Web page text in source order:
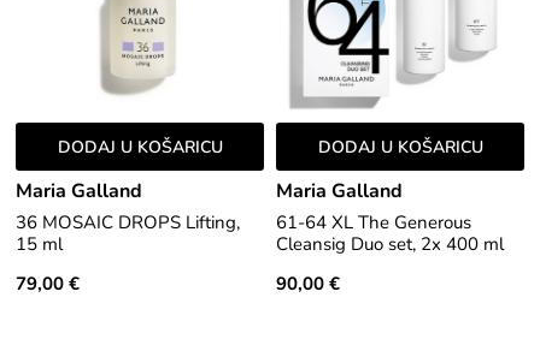
DODAJ U KOŠARICU
Maria Galland
36 MOSAIC DROPS Lifting,
15 ml
79,00 €
DODAJ U KOŠARICU
Maria Galland
61-64 XL The Generous
Cleansig Duo set, 2x 400 ml
90,00 €